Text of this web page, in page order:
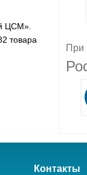
ЦСМ».
товара
При
Контакты